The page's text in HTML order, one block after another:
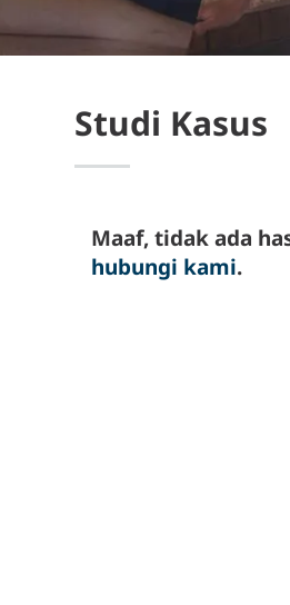
Studi Kasus
Maaf, tidak ada
hubungi kami.